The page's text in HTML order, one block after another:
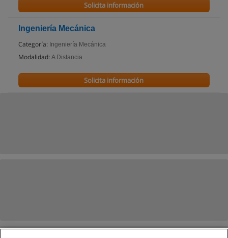
Solicita información
Ingeniería Mecánica
Categoría: Ingeniería Mecánica
Modalidad: A Distancia
Solicita información